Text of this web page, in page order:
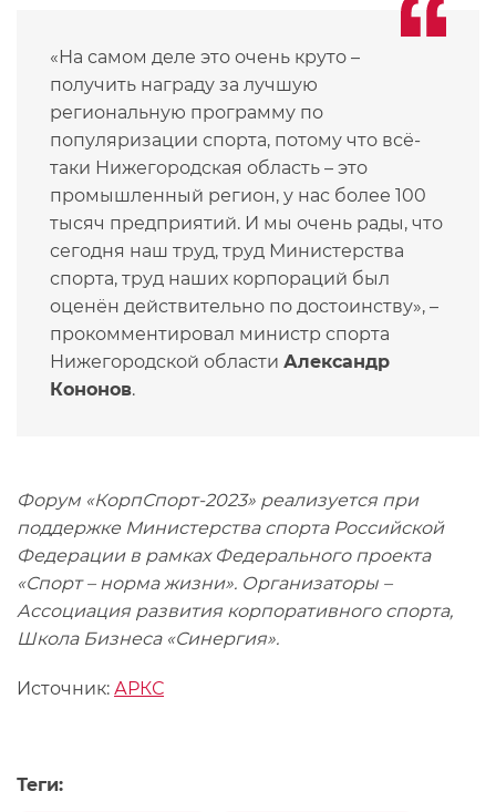
«На самом деле это очень круто –
получить награду за лучшую
региональную программу по
популяризации спорта, потому что всё-
таки Нижегородская область – это
промышленный регион, у нас более 100
тысяч предприятий. И мы очень рады, что
сегодня наш труд, труд Министерства
спорта, труд наших корпораций был
оценён действительно по достоинству», –
прокомментировал министр спорта
Нижегородской области Александр
Кононов.
Форум «КорпСпорт-2023» реализуется при
поддержке Министерства спорта Российской
Федерации в рамках Федерального проекта
«Спорт – норма жизни». Организаторы –
Ассоциация развития корпоративного спорта,
Школа Бизнеса «Синергия».
Источник: АРКС
Теги: